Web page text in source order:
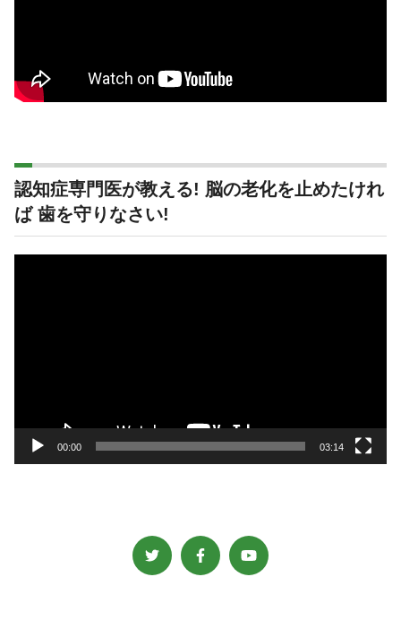
認知症専門医が教える! 脳の老化を止めたけれ
ば 歯を守りなさい!
00:00 03:14